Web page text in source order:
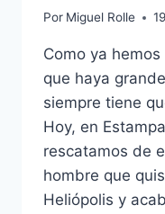
Por Miguel Rolle
Como ya
que haya
siempre tiene
Hoy, en
rescatamos de
hombre que
Heliópolis y